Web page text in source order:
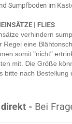
Sumpfboden im
| FLIES
verhindern
Regel eine
somit "nicht"
mit. Die Größe
bitte nach
- Bei